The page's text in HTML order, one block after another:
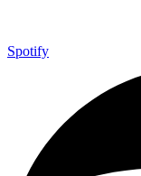
Spotify